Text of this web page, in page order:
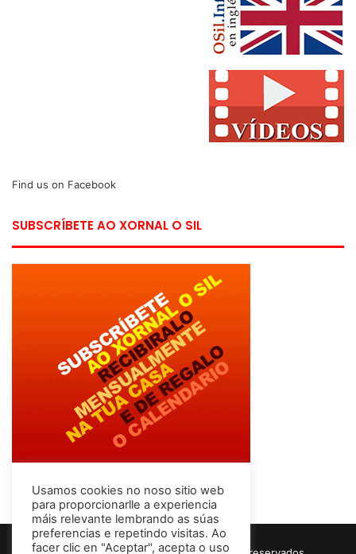
Find us on Facebook
SUBSCRÍBETE AO XORNAL O SIL
Usamos cookies no noso sitio web
para proporcionarlle a experiencia
máis relevante lembrando as súas
preferencias e repetindo visitas. Ao
facer clic en "Aceptar", acepta o uso